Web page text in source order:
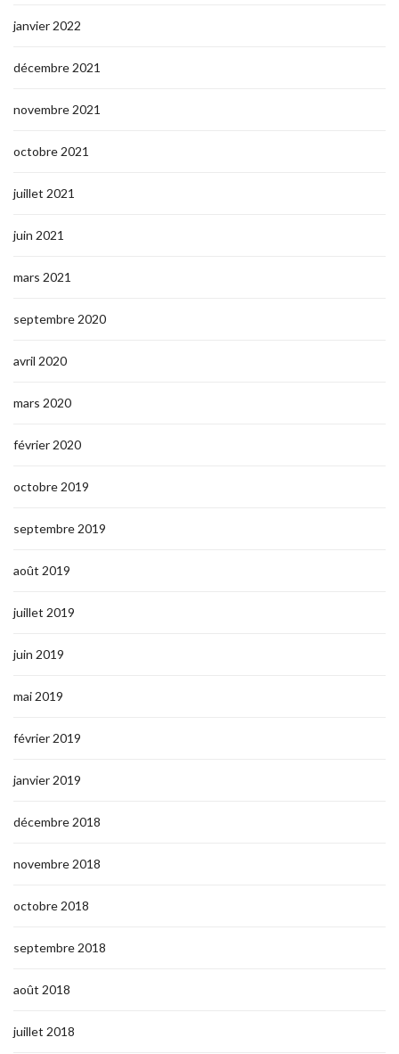
janvier 2022
décembre 2021
novembre 2021
octobre 2021
juillet 2021
juin 2021
mars 2021
septembre 2020
avril 2020
mars 2020
février 2020
octobre 2019
septembre 2019
août 2019
juillet 2019
juin 2019
mai 2019
février 2019
janvier 2019
décembre 2018
novembre 2018
octobre 2018
septembre 2018
août 2018
juillet 2018